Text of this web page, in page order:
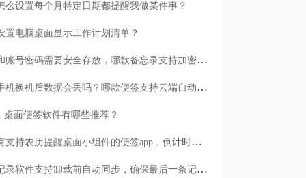
么设置每个月特定日期都提醒我做某件事？
置电脑桌面显示工作计划清单？
日记和账号密码需要安全存放，哪款备忘录支持加密保护？
安卓手机换机后数据会丢吗？哪款便签支持云端自动备份？
桌面便签软件有哪些推荐？
有没有支持农历提醒桌面小组件的便签app，倒计时一目了然
哪款记录软件支持卸载前自动同步，确保最后一条记录不丢失？